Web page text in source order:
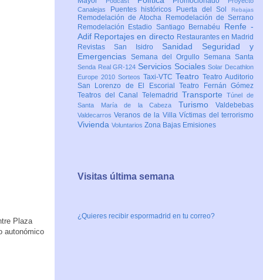
Plaza
autonómico
Canalejas
Puentes históricos Puerta del Sol Rebajas
Remodelación de Atocha
Remodelación de Serrano
Remodelación Estadio Santiago Bernabéu Renfe -
Adif Reportajes en directo Restaurantes en Madrid
Revistas San Isidro Sanidad Seguridad y
Emergencias Semana del Orgullo Semana Santa
Senda Real GR-124 Servicios SocialesSolar Decathlon
Europe 2010 Sorteos Taxi-VTC Teatro Teatro Auditorio
San Lorenzo de El EscorialTeatro Fernán Gómez
Teatros del Canal Telemadrid TransporteTúnel de
Santa María de la Cabeza Turismo Valdebebas
ValdecarrosVeranos de la VillaVíctimas del terrorismo
Vivienda Voluntarios Zona Bajas Emisiones
Visitas última semana
¿Quieres recibir espormadrid en tu correo?